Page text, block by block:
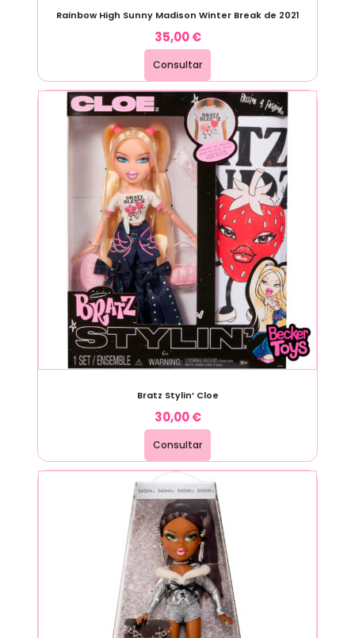
Rainbow High Sunny Madison Winter Break de 2021
35,00€
Consultar
Bratz Stylin’ Cloe
30,00€
Consultar